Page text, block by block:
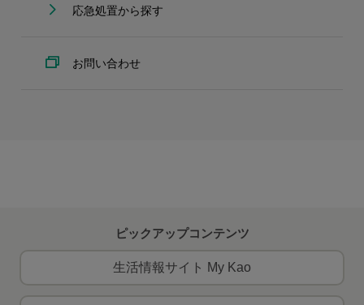
応急処置から探す
お問い合わせ
ピックアップコンテンツ
生活情報サイト My Kao